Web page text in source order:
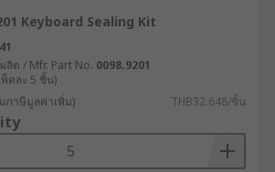
Keyboard Sealing Kit
ลิต / Mfr. Part No. 0098.9201
คละ 5 ชิ้น)
ภาษีมูลค่าเพิ่ม) THB32.648/ชิ้น